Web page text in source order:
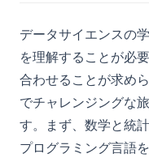
データサイエンスの
を理解することが必
合わせることが求め
でチャレンジングな
す。まず、数学と統
プログラミング言語